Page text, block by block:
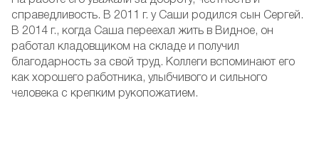
справедливость. В 2011 г. у Саши родился сын Сергей.
В 2014 г., когда Саша переехал жить в Видное, он
работал кладовщиком на складе и получил
благодарность за свой труд. Коллеги вспоминают его
как хорошего работника, улыбчивого и сильного
человека с крепким рукопожатием.